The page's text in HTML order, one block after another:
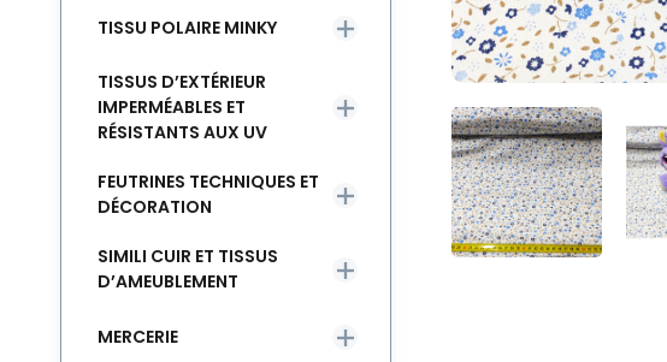
TISSU POLAIRE MINKY
TISSUS D’EXTÉRIEUR
IMPERMÉABLES ET
RÉSISTANTS AUX UV
FEUTRINES TECHNIQUES ET
DÉCORATION
SIMILI CUIR ET TISSUS
D’AMEUBLEMENT
MERCERIE